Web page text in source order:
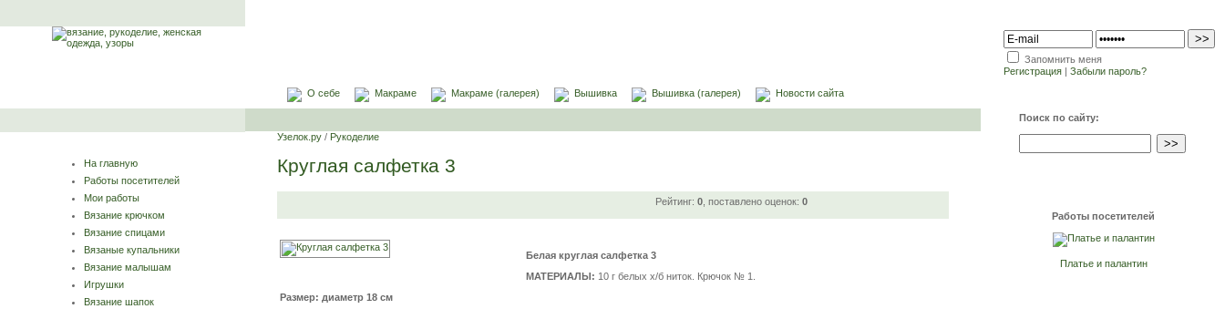
Запомнить меня
Регистрация | Забыли пароль?
О себе
Макраме Макраме (галерея) Вышивка Вышивка (галерея) Новости сайта
На главную
Работы посетителей
Мои работы
Вязание крючком
Вязание спицами
Вязаные купальники
Вязание малышам
Игрушки
Вязание шапок
Узелок.ру / Рукоделие
Круглая салфетка 3
Рейтинг: 0 , поставлено оценок: 0
Белая круглая салфетка 3
МАТЕРИАЛЫ: 10 г белых х/б ниток. Крючок № 1.
Размер: диаметр 18 см
Поиск по сайту:
Работы посетителей
Платье и палантин